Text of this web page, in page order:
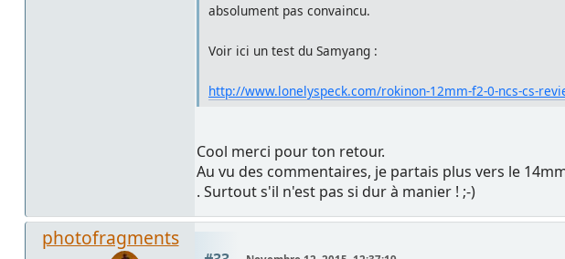
absolument pas convaincu.
Voir ici un test du Samyang :
http://www.lonelyspeck.com/rokinon-12mm-f2-0-ncs-cs-
Cool merci pour ton retour.
Au vu des commentaires, je partais plus vers le
. Surtout s'il n'est pas si dur à manier ! ;-)
photofragments